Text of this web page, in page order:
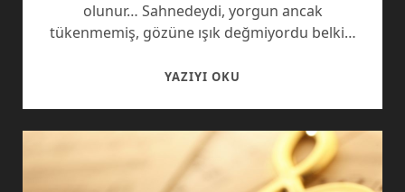
olunur… Sahnedeydi, yorgun ancak
tükenmemiş, gözüne ışık değmiyordu belki…
YAZIYI OKU